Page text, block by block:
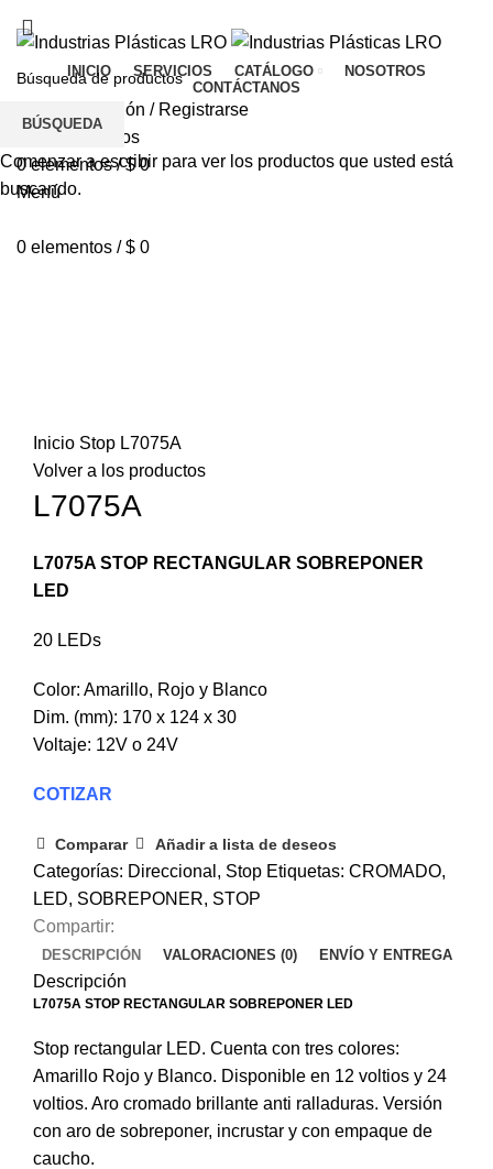
INICIO SERVICIOS CATÁLOGO
NOSOTROS
CONTÁCTANOS
Inicio De Sesión / Registrarse
Lista de deseos
0elementos / $0
Menú
0 elementos / $ 0
Inicio Stop L7075A
Volver a los productos
L7075A
L7075A STOP RECTANGULAR SOBREPONER
LED
20 LEDs
Color: Amarillo, Rojo y Blanco
Dim. (mm): 170 x 124 x 30
Voltaje: 12V o 24V
COTIZAR
Comparar Añadir a lista de deseos
Categorías: Direccional , Stop Etiquetas: CROMADO,
LED, SOBREPONER, STOP
Compartir:
DESCRIPCIÓN VALORACIONES (0) ENVÍO Y ENTREGA
Descripción
L7075A STOP RECTANGULAR SOBREPONER LED
Stop rectangular LED. Cuenta con tres colores:
Amarillo Rojo y Blanco. Disponible en 12 voltios y 24
voltios. Aro cromado brillante anti ralladuras. Versión
con aro de sobreponer, incrustar y con empaque de
caucho.
BÚSQUEDA
Comenzar a escribir para ver los productos que usted está
buscando.